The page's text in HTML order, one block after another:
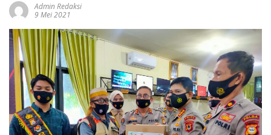
Admin Redaksi
9 Mei 2021